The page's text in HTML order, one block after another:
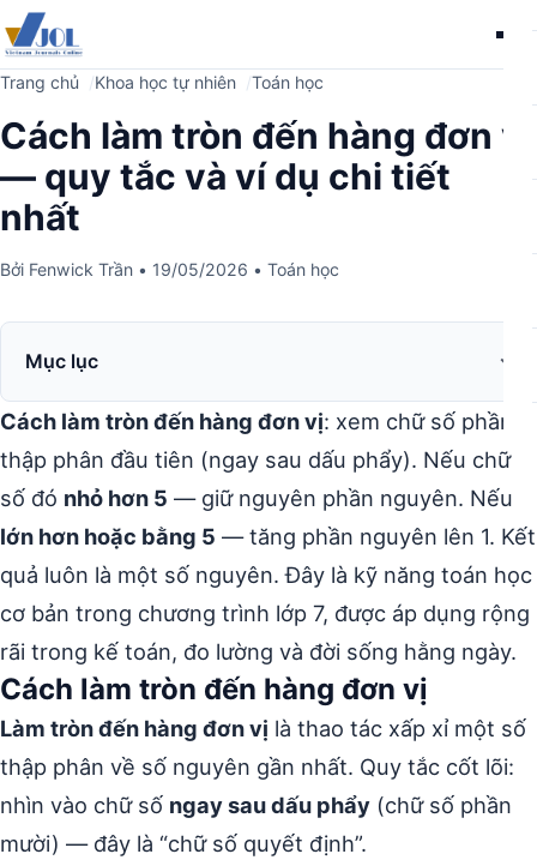
Trang chủ Khoa học tự nhiên Toán học
Cách làm tròn đến hàng đơn vị
— quy tắc và ví dụ chi tiết
nhất
Bởi Fenwick Trần • 19/05/2026 • Toán học
Mục lục
Cách làm tròn đến hàng đơn vị: xem chữ số phần
thập phân đầu tiên (ngay sau dấu phẩy). Nếu chữ
số đó nhỏ hơn 5 — giữ nguyên phần nguyên. Nếu
lớn hơn hoặc bằng 5 — tăng phần nguyên lên 1. Kết
quả luôn là một số nguyên. Đây là kỹ năng toán học
cơ bản trong chương trình lớp 7, được áp dụng rộng
rãi trong kế toán, đo lường và đời sống hằng ngày.
Cách làm tròn đến hàng đơn vị
Làm tròn đến hàng đơn vị là thao tác xấp xỉ một số
thập phân về số nguyên gần nhất. Quy tắc cốt lõi:
nhìn vào chữ số ngay sau dấu phẩy (chữ số phần
mười) — đây là “chữ số quyết định”.